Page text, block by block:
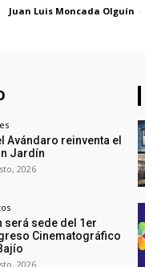
Juan Luis Moncada Olguín -
Avándaro reinventa el
Jardín
2026
será sede del 1er
Cinematográfico
2026